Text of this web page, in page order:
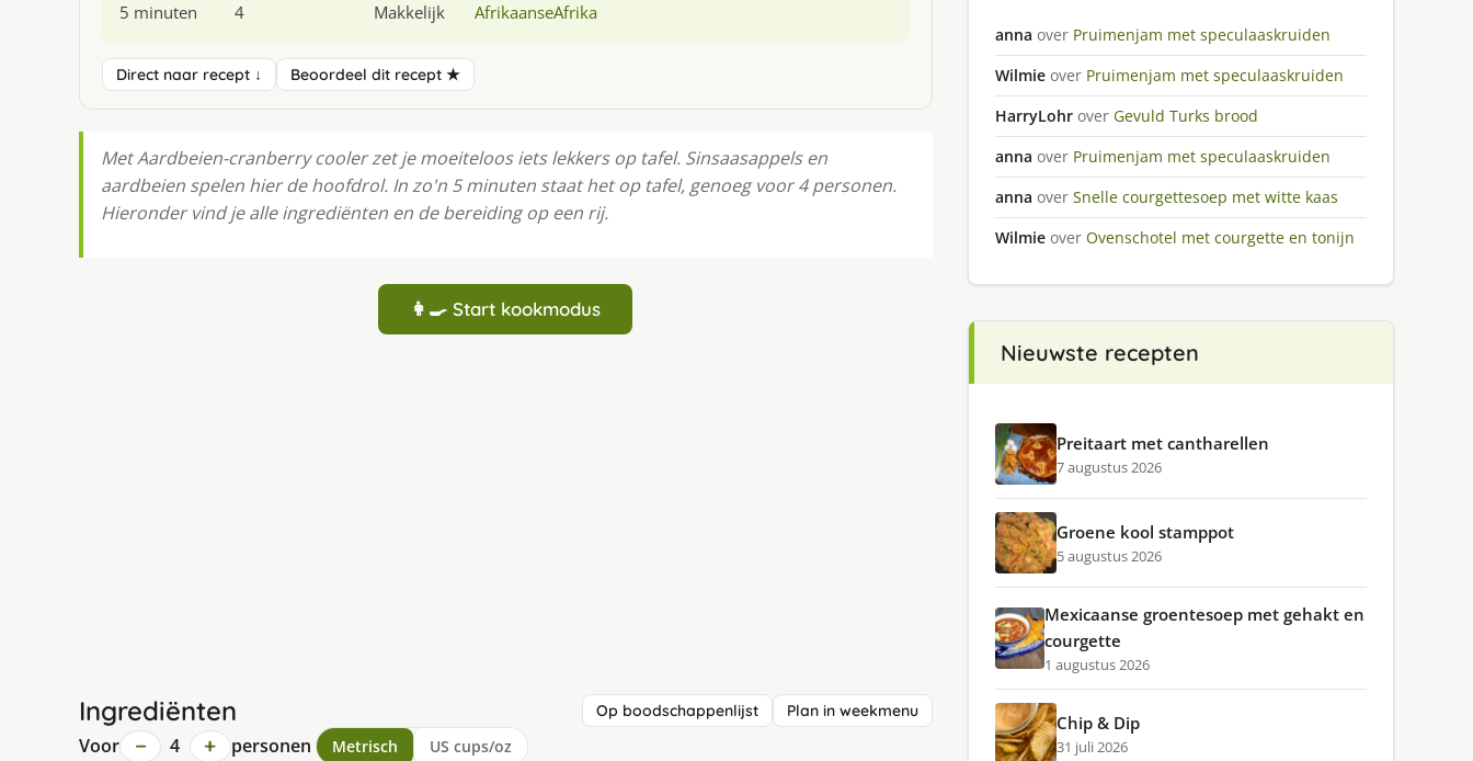
5 minuten 4 Makkelijk AfrikaanseAfrika
Direct naar recept ↓ Beoordeel dit recept ★
Met Aardbeien-cranberry cooler zet je moeiteloos iets lekkers op tafel. Sinsaasappels en
aardbeien spelen hier de hoofdrol. In zo'n 5 minuten staat het op tafel, genoeg voor 4 personen.
Hieronder vind je alle ingrediënten en de bereiding op een rij.
👩‍🍳 Start kookmodus
Ingrediënten Op boodschappenlijst Plan in weekmenu
Voor − 4 + personen Metrisch US cups/oz
anna over Pruimenjam met speculaaskruiden
Wilmie over Pruimenjam met speculaaskruiden
HarryLohr over Gevuld Turks brood
anna over Pruimenjam met speculaaskruiden
anna over Snelle courgettesoep met witte kaas
Wilmie over Ovenschotel met courgette en tonijn
Nieuwste recepten
Preitaart met cantharellen
7 augustus 2026
Groene kool stamppot
5 augustus 2026
Mexicaanse groentesoep met gehakt en
courgette
1 augustus 2026
Chip & Dip
31 juli 2026